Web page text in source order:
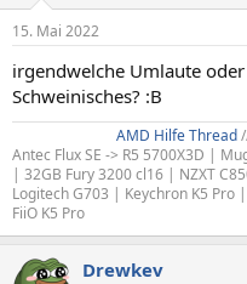
15. Mai 2022
irgendwelche Umlaute
Schweinisches? :B
AMD Hilfe Thread
Antec Flux SE -> R5 5700X3D |
| 32GB Fury 3200 cl16 | NZXT
Logitech G703 | Keychron K5 Pro
FiiO K5 Pro
Drewkev